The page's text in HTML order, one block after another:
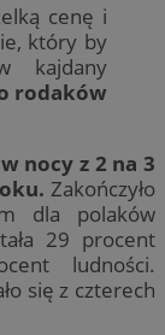
cenę i
który by
kajdany
rodaków
nocy z 2 na 3
Zakończyło
dla polaków
29 procent
ludności.
się z czterech